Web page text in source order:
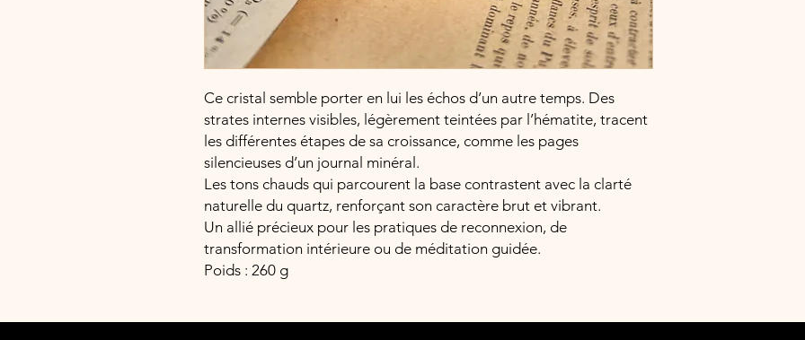
Ce cristal semble porter en lui les échos d’un autre temps. Des
strates internes visibles, légèrement teintées par l’hématite, tracent
les différentes étapes de sa croissance, comme les pages
silencieuses d’un journal minéral.
Les tons chauds qui parcourent la base contrastent avec la clarté
naturelle du quartz, renforçant son caractère brut et vibrant.
Un allié précieux pour les pratiques de reconnexion, de
transformation intérieure ou de méditation guidée.
Poids : 260 g